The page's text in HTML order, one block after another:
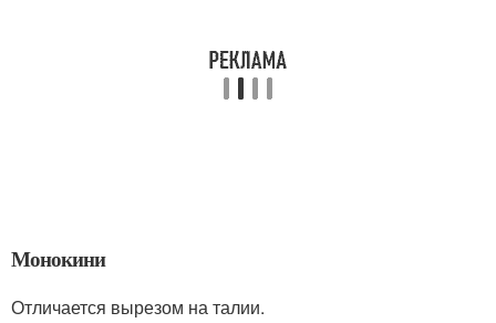
Монокини
Отличается вырезом на талии.